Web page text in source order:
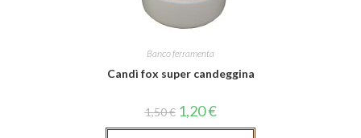
Banco ferramenta
Candì fox super candeggina
1,50€ 1,20€